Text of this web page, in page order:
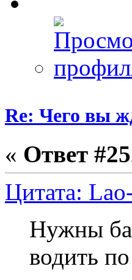
Re: Чего вы
« Ответ
Цитата:
Нужны
водить